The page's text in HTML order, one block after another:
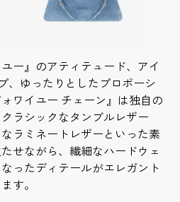
ー』のアティテュード、アイ
、ゆったりとしたプロポーシ
ワイユー チェーン』は独自の
ラシックなタンブルレザー
ラミネートレザーといった素
せながら、繊細なハードウェ
ったディテールがエレガント
す。